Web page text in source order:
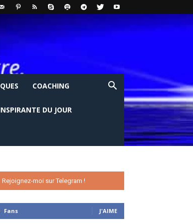
COACHING
DU JOUR
Rejoignez-moi sur Telegram !
Fans J'AIME